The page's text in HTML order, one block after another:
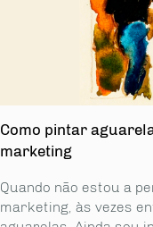
Como pintar
marketing
Quando não estou a
marketing, às vezes